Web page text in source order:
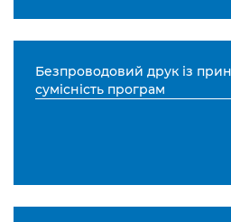
Безпроводовий друк із
сумісність програм